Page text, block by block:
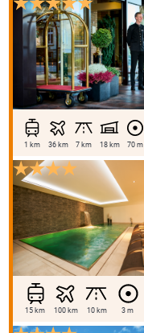
1 km 36 km 7 km 18 km 70 m
15 km 100 km 10 km 3 m